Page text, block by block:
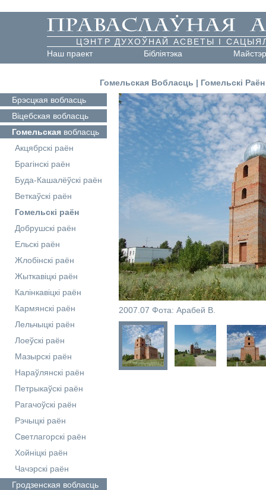
ЦЭНТР ДУХОЎНАЙ АСВЕТЫ І
Наш праект
Бібліятэка
Гомельская Вобласць | Гомельскі Раён
Брэсцкая вобласць
Віцебская вобласць
Гомельская вобласць
Акцябрскі раён
Брагінскі раён
Буда-Кашалёўскі раён
Веткаўскі раён
Гомельскі раён
Добрушскі раён
Ельскі раён
Жлобінскі раён
Жыткавіцкі раён
Калінкавіцкі раён
Кармянскі раён
Лельчыцкі раён
Лоеўскі раён
Мазырскі раён
Нараўлянскі раён
Петрыкаўскі раён
Рагачоўскі раён
Рэчыцкі раён
Светлагорскі раён
Хойніцкі раён
Чачэрскі раён
Гродзенская вобласць
2007.07 Фота: Арабей В.